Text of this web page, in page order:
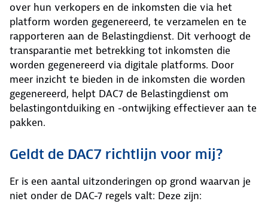
over hun verkopers en de inkomsten die via het
platform worden gegenereerd, te verzamelen en te
rapporteren aan de Belastingdienst. Dit verhoogt de
transparantie met betrekking tot inkomsten die
worden gegenereerd via digitale platforms. Door
meer inzicht te bieden in de inkomsten die worden
gegenereerd, helpt DAC7 de Belastingdienst om
belastingontduiking en -ontwijking effectiever aan te
pakken.
Geldt de DAC7 richtlijn voor mij?
Er is een aantal uitzonderingen op grond waarvan je
niet onder de DAC-7 regels valt: Deze zijn: